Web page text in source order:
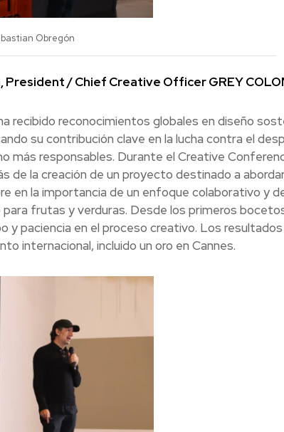
Obregón
President / Chief Creative Officer GREY
recibido reconocimientos globales en diseño
su contribución clave en la lucha contra el
más responsables. Durante el Creative
de la creación de un proyecto destinado a
en la importancia de un enfoque colaborativo y
frutas y verduras. Desde los primeros
paciencia en el proceso creativo. Los resultados
internacional, incluido un oro en Cannes.